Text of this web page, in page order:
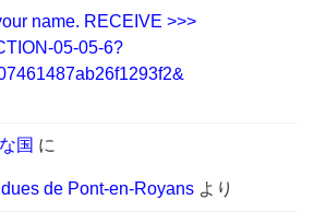
name. RECEIVE >>>
05-05-6?
国 に
de Pont-en-Royans より